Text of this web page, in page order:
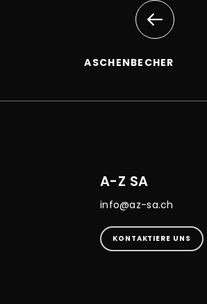
ASCHENBECHER
A-Z SA
info@az-sa.ch
KONTAKTIERE UNS